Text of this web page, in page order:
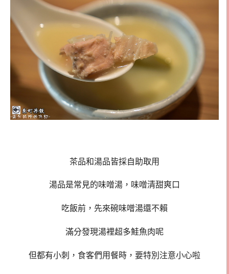
茶品和湯品皆採自助取用
湯品是常見的味噌湯，味噌清甜爽口
吃飯前，先來碗味噌湯還不賴
滿分發現湯裡超多鮭魚肉呢
但都有小刺，食客們用餐時，要特別注意小心啦